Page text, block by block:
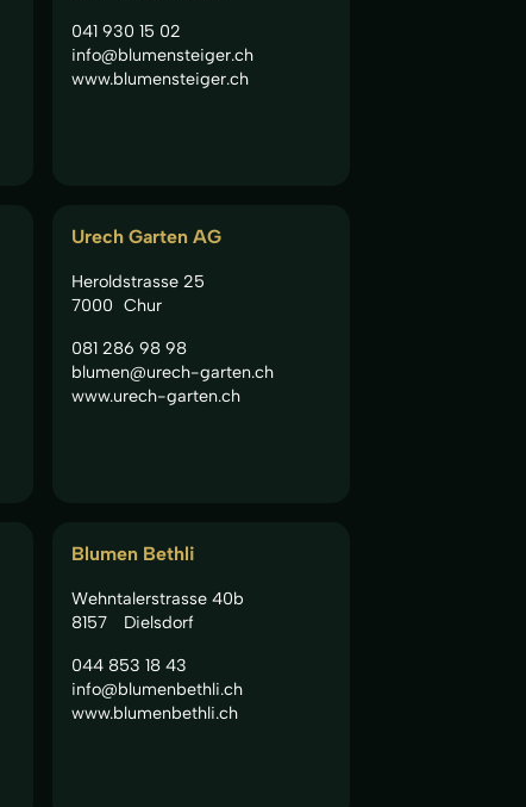
041 930 15 02
info@blumensteiger.ch
www.blumensteiger.ch
Urech Garten AG
Heroldstrasse 25
7000 Chur
081 286 98 98
blumen@urech-garten.ch
www.urech-garten.ch
Blumen Bethli
Wehntalerstrasse 40b
8157
Dielsdorf
044 853 18 43
info@blumenbethli.ch
www.blumenbethli.ch